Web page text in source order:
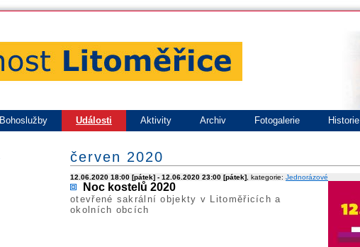
Bohoslužby Události Aktivity Archiv Fotogalerie Historie
červen 2020
12.06.2020 18:00 [pátek] - 12.06.2020 23:00 [pátek] , kategorie: Jednorázové
Noc kostelů 2020
otevřené sakrální objekty v Litoměřicích a
okolních obcích